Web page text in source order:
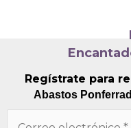
Regístrate para
Abastos